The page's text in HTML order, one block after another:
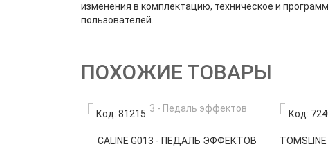
изменения в комплектацию, техническое и
пользователей.
ПОХОЖИЕ ТОВАРЫ
Код: 81215
CALINE G013 - ПЕДАЛЬ ЭФФЕКТОВ
Код: